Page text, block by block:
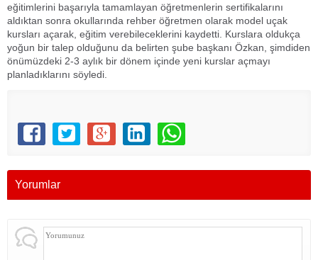
eğitimlerini başarıyla tamamlayan öğretmenlerin sertifikalarını
aldıktan sonra okullarında rehber öğretmen olarak model uçak
kursları açarak, eğitim verebileceklerini kaydetti. Kurslara oldukça
yoğun bir talep olduğunu da belirten şube başkanı Özkan, şimdiden
önümüzdeki 2-3 aylık bir dönem içinde yeni kurslar açmayı
planladıklarını söyledi.
Yorumlar